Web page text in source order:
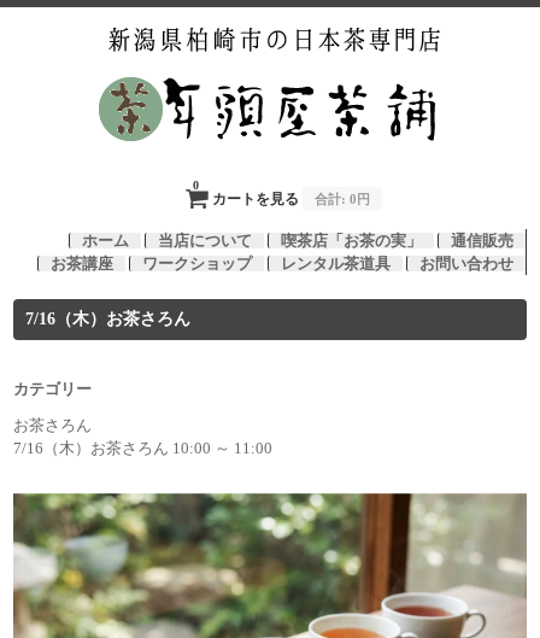
カートを見る
0
合計: 0円
ホーム 当店について 喫茶店「お茶の実」
通信販売
お茶講座
ワークショップ レンタル茶道具 お問い合わせ
7/16（木）お茶さろん
カテゴリー
お茶さろん
7/16（木）お茶さろん 10:00 ～ 11:00